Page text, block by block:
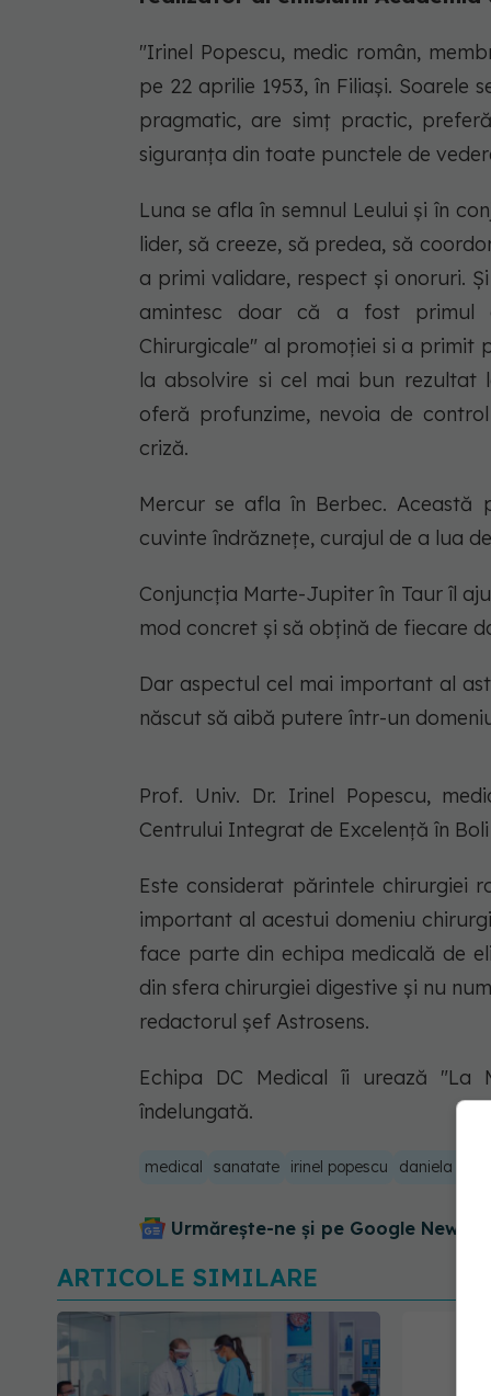
"Irinel Popescu, medic român,
pe 22 aprilie 1953, în Filiași. Soarele
pragmatic, are simț practic,
siguranța din toate punctele de
Luna se afla în semnul Leului și în
lider, să creeze, să predea, să
a primi validare, respect și onoruri.
amintesc doar că a fost primul
Chirurgicale" al promoției si a primit
la absolvire si cel mai bun rezultat
oferă profunzime, nevoia de
criză.
Mercur se afla în Berbec. Această
cuvinte îndrăznețe, curajul de a lua
Conjuncția Marte-Jupiter în Taur îl
mod concret și să obțină de fiecare
Dar aspectul cel mai important al
născut să aibă putere într-un
Prof. Univ. Dr. Irinel Popescu,
Centrului Integrat de Excelență în
Este considerat părintele chirurgiei
important al acestui domeniu
face parte din echipa medicală de
din sfera chirurgiei digestive și nu
redactorul șef Astrosens.
Echipa DC Medical îi urează
îndelungată.
medical sanatate irinel popescu daniela
Urmărește-ne și pe Google News -
ARTICOLE SIMILARE